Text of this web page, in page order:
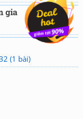
gia
(1 bài)